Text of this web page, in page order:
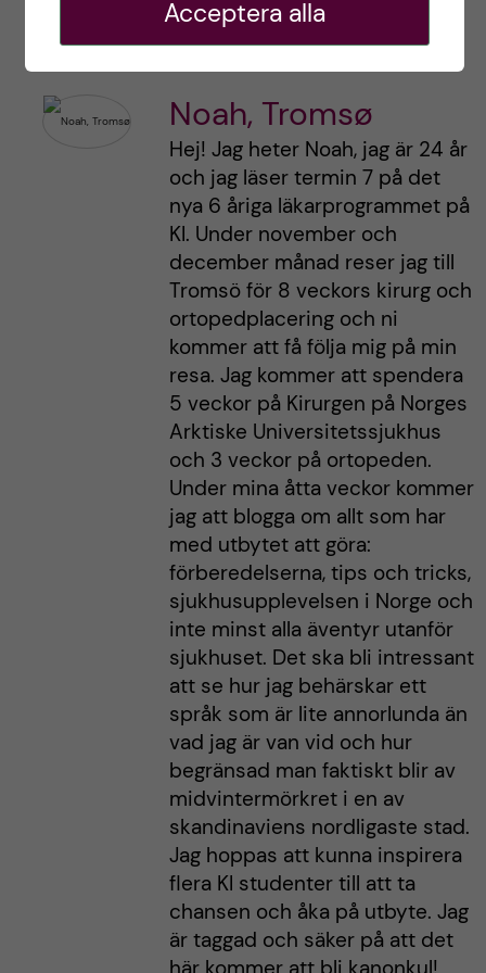
Noah, Tromsø
Hej! Jag heter Noah, jag är 24 år
och jag läser termin 7 på det
nya 6 åriga läkarprogrammet på
KI. Under november och
december månad reser jag till
Tromsö för 8 veckors kirurg och
ortopedplacering och ni
kommer att få följa mig på min
resa. Jag kommer att spendera
5 veckor på Kirurgen på Norges
Arktiske Universitetssjukhus
och 3 veckor på ortopeden.
Under mina åtta veckor kommer
jag att blogga om allt som har
med utbytet att göra:
förberedelserna, tips och tricks,
sjukhusupplevelsen i Norge och
inte minst alla äventyr utanför
sjukhuset. Det ska bli intressant
att se hur jag behärskar ett
språk som är lite annorlunda än
vad jag är van vid och hur
begränsad man faktiskt blir av
midvintermörkret i en av
skandinaviens nordligaste stad.
Jag hoppas att kunna inspirera
flera KI studenter till att ta
chansen och åka på utbyte. Jag
är taggad och säker på att det
Acceptera alla